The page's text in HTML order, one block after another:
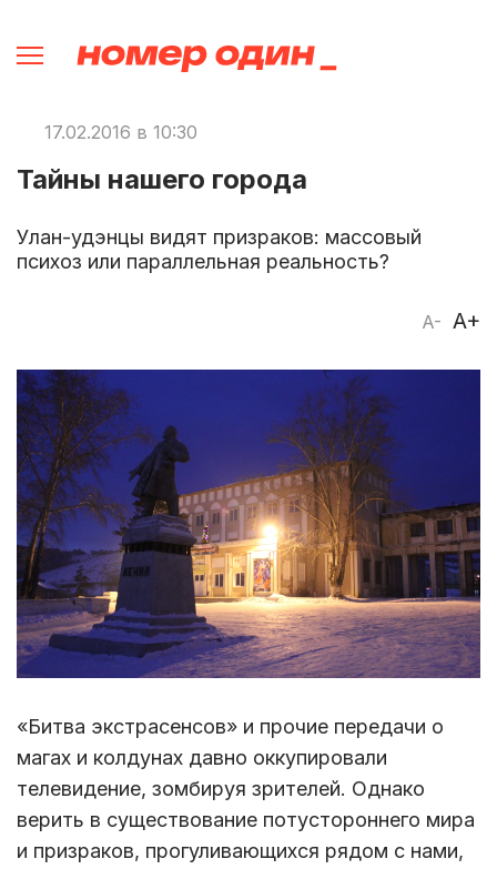
17.02.2016 в 10:30
Тайны нашего города
Улан-удэнцы видят призраков: массовый
психоз или параллельная реальность?
A- A+
«Битва экстрасенсов» и прочие передачи о
магах и колдунах давно оккупировали
телевидение, зомбируя зрителей. Однако
верить в существование потустороннего мира
и призраков, прогуливающихся рядом с нами,